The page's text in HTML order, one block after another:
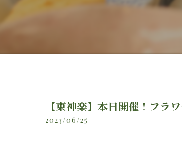
【東神楽】本日開催！フラ
2023/06/25